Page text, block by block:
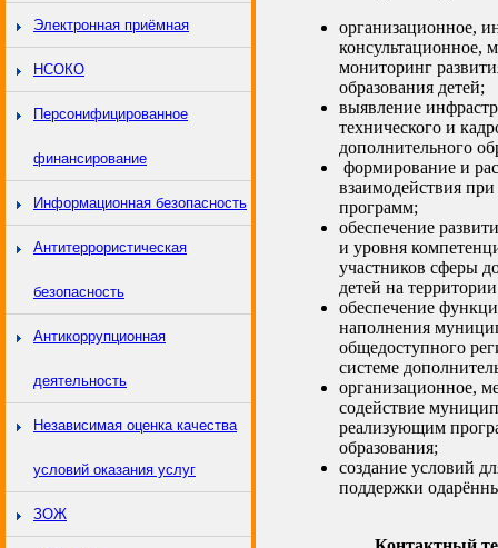
Электронная приёмная
НСОКО
Персонифицированное
финансирование
Информационная безопасность
Антитеррористическая
безопасность
Антикоррупционная
деятельность
Независимая оценка качества
условий оказания услуг
ЗОЖ
организационное,
консультационное,
мониторинг
образования детей;
выявление
технического и
дополнительного
формирование и
взаимодействия
программ;
обеспечение
и уровня
участников сферы
детей на
обеспечение
наполнения
общедоступного
системе
организационное,
содействие
реализующим
образования;
создание условий
поддержки